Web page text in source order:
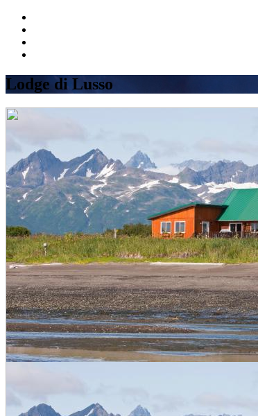
Lodge di Lusso